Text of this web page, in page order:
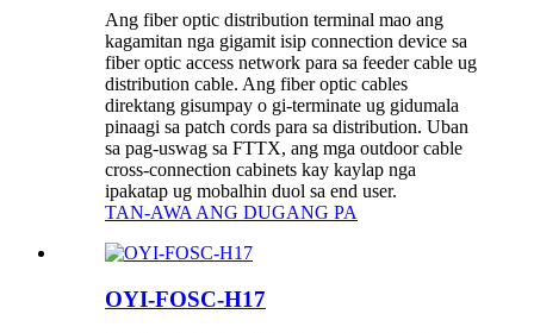
Ang fiber optic distribution terminal mao ang
kagamitan nga gigamit isip connection device sa
fiber optic access network para sa feeder cable ug
distribution cable. Ang fiber optic cables
direktang gisumpay o gi-terminate ug gidumala
pinaagi sa patch cords para sa distribution. Uban
sa pag-uswag sa FTTX, ang mga outdoor cable
cross-connection cabinets kay kaylap nga
ipakatap ug mobalhin duol sa end user.
TAN-AWA ANG DUGANG PA
OYI-FOSC-H17